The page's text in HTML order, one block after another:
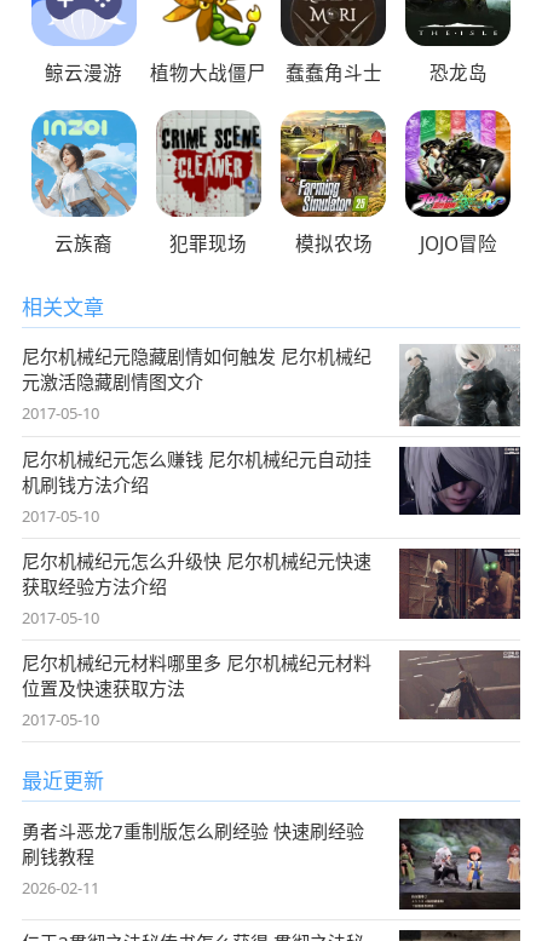
鲸云漫游 植物大战僵尸 蠢蠢角斗士 恐龙岛
云族裔 犯罪现场 模拟农场 JOJO冒险
相关文章
尼尔机械纪元隐藏剧情如何触发 尼尔机械纪
元激活隐藏剧情图文介
2017-05-10
尼尔机械纪元怎么赚钱 尼尔机械纪元自动挂
机刷钱方法介绍
2017-05-10
尼尔机械纪元怎么升级快 尼尔机械纪元快速
获取经验方法介绍
2017-05-10
尼尔机械纪元材料哪里多 尼尔机械纪元材料
位置及快速获取方法
2017-05-10
最近更新
勇者斗恶龙7重制版怎么刷经验 快速刷经验
刷钱教程
2026-02-11